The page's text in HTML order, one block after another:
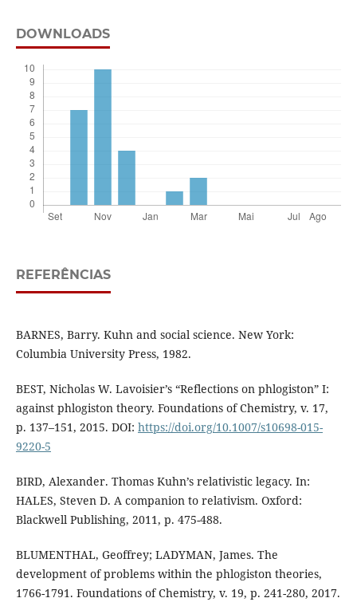
DOWNLOADS
REFERÊNCIAS
BARNES, Barry. Kuhn and social science. New York:
Columbia University Press, 1982.
BEST, Nicholas W. Lavoisier’s “Reflections on phlogiston” I:
against phlogiston theory. Foundations of Chemistry, v. 17,
p. 137–151, 2015. DOI: https://doi.org/10.1007/s10698-015-
9220-5
BIRD, Alexander. Thomas Kuhn’s relativistic legacy. In:
HALES, Steven D. A companion to relativism. Oxford:
Blackwell Publishing, 2011, p. 475-488.
BLUMENTHAL, Geoffrey; LADYMAN, James. The
development of problems within the phlogiston theories,
1766-1791. Foundations of Chemistry, v. 19, p. 241-280, 2017.